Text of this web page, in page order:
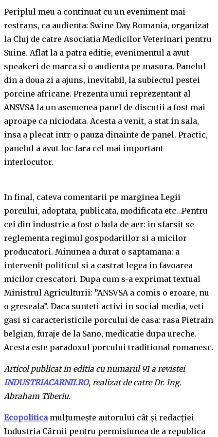
Periplul meu a continuat cu un eveniment mai
restrans, ca audienta: Swine Day Romania, organizat
la Cluj de catre Asociatia Medicilor Veterinari pentru
Suine. Aflat la a patra editie, evenimentul a avut
speakeri de marca si o audienta pe masura. Panelul
din a doua zi a ajuns, inevitabil, la subiectul pestei
porcine africane. Prezenta unui reprezentant al
ANSVSA la un asemenea panel de discutii a fost mai
aproape ca niciodata. Acesta a venit, a stat in sala,
insa a plecat intr-o pauza dinainte de panel. Practic,
panelul a avut loc fara cel mai important
interlocutor.
In final, cateva comentarii pe marginea Legii
porcului, adoptata, publicata, modificata etc…Pentru
cei din industrie a fost o bula de aer: in sfarsit se
reglementa regimul gospodariilor si a micilor
producatori. Minunea a durat o saptamana: a
intervenit politicul si a castrat legea in favoarea
micilor crescatori. Dupa cum s-a exprimat textual
Ministrul Agriculturii: ”ANSVSA a comis o eroare, nu
o greseala”. Daca sunteti activi in social media, veti
gasi si caracteristicile porcului de casa: rasa Pietrain
belgian, furaje de la Sano, medicatie dupa ureche.
Acesta este paradoxul porcului traditional romanesc.
Articol publicat in editia cu numarul 91 a revistei
INDUSTRIACARNII.RO, realizat de catre Dr. Ing.
Abraham Tiberiu.
Ecopoliticamulțumește autorului cât și redacției
Industria Cărnii pentru permisiunea de a republica